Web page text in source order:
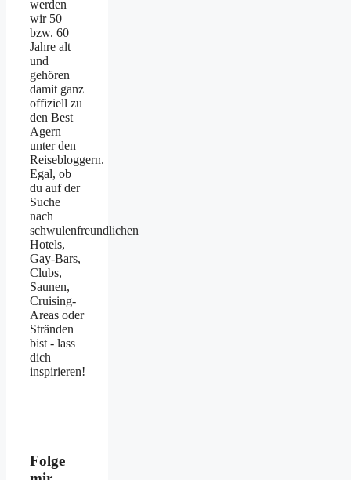
werden
wir 50
bzw. 60
Jahre alt
und
gehören
damit ganz
offiziell zu
den Best
Agern
unter den
Reisebloggern.
Egal, ob
du auf der
Suche
nach
schwulenfreundlichen
Hotels,
Gay-Bars,
Clubs,
Saunen,
Cruising-
Areas oder
Stränden
bist - lass
dich
inspirieren!
Folge